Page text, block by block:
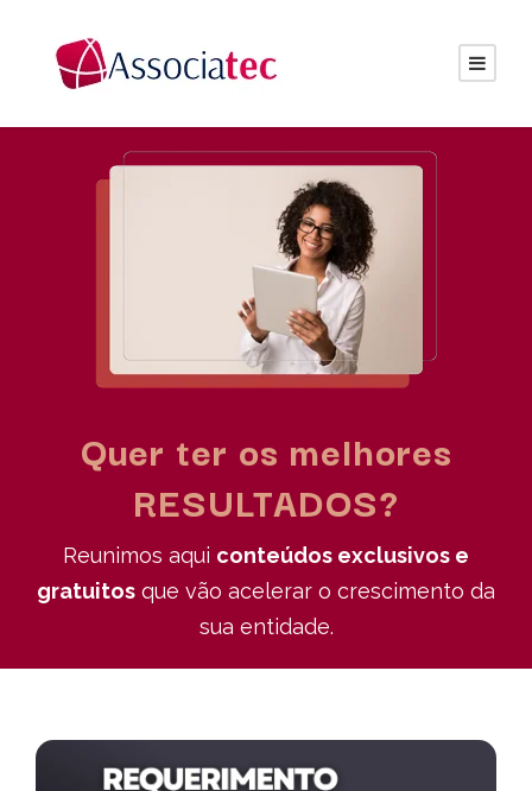
Quer ter os melhores
RESULTADOS?
Reunimos aqui conteúdos exclusivos e
gratuitos que vão acelerar o crescimento da
sua entidade.